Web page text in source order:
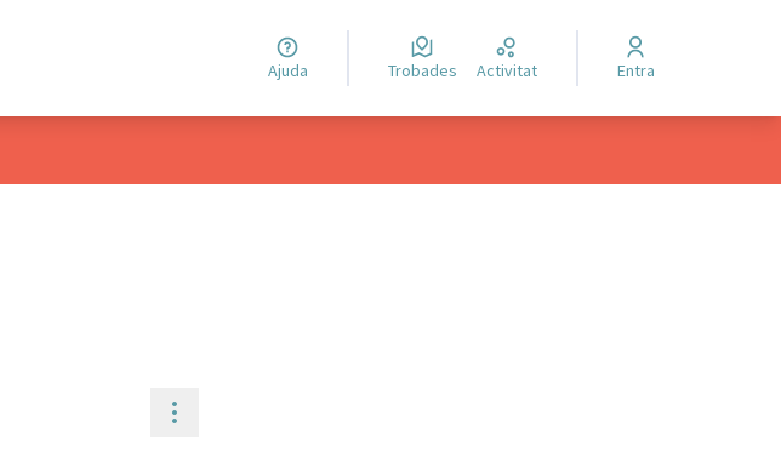
Ajuda Trobades Activitat Entra
Controls de recursos